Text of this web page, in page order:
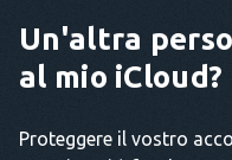
Un'altra
al mio iCloud?
Proteggere il vostro